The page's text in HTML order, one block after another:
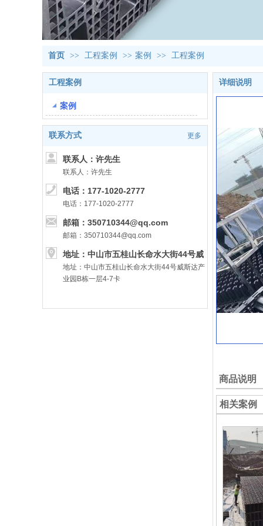
首页 >> 工程案例 >> 案例 >> 工程案例
工程案例
案例
联系方式 更多
联系人：许先生
联系人：许先生
电话：177-1020-2777
电话：177-1020-2777
邮箱：350710344@qq.com
邮箱：350710344@qq.com
地址：中山市五桂山长命水大街44号威
斯达
地址：中山市五桂山长命水大街44号威斯达产
业园B栋一层4-7卡
详细说明
商品说明
相关案例